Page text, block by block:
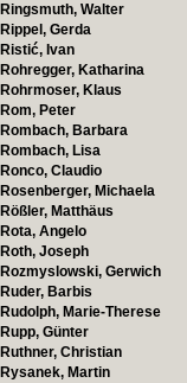
Ringsmuth, Walter
Rippel, Gerda
Ristić, Ivan
Rohregger, Katharina
Rohrmoser, Klaus
Rom, Peter
Rombach, Barbara
Rombach, Lisa
Ronco, Claudio
Rosenberger, Michaela
Rößler, Matthäus
Rota, Angelo
Roth, Joseph
Rozmyslowski, Gerwich
Ruder, Barbis
Rudolph, Marie-Therese
Rupp, Günter
Ruthner, Christian
Rysanek, Martin